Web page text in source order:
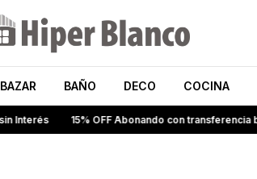
BAZAR BAÑO DECO COCINA
15% OFF Abonando con transferencia bancaria